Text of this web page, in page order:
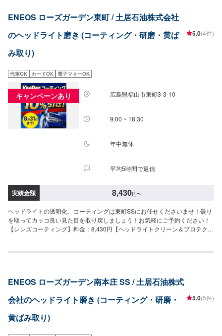
ENEOS ローズガーデン東町 / 土居石油株式会社
のヘッドライト磨き (コーティング・研磨・黄ば
み取り)
5.0(4件)
代車OK カードOK 電子マネーOK
キャンペーンあり 広島県福山市東町3-3-10
9:00 ~ 18:30
年中無休
平均5時間で返信
実績金額 8,430円〜
ヘッドライトの透明化、コーティングは東町SSにお任せくださいませ！曇り
を取ってカッコ良い見た目を取り戻しましょう！お気軽にご予約ください！
【レンズコーティング】料金：8,430円【ヘッドライトクリーン＆プロテク
ENEOS ローズガーデン南本庄 SS / 土居石油株式
会社のヘッドライト磨き (コーティング・研磨・
黄ばみ取り)
5.0(5件)